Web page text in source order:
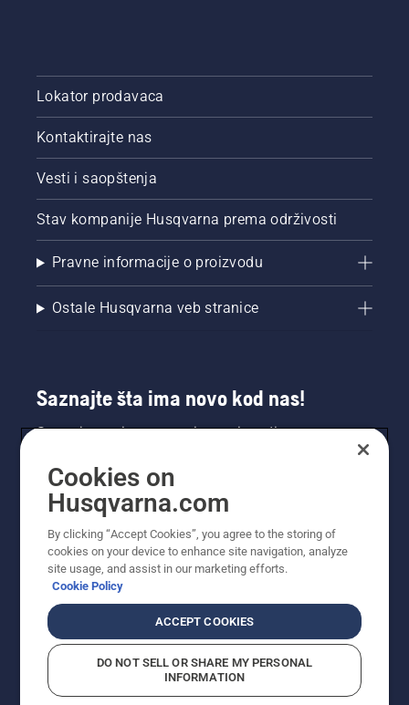
Lokator prodavaca
Kontaktirajte nas
Vesti i saopštenja
Stav kompanije Husqvarna prema održivosti
Pravne informacije o proizvodu
Ostale Husqvarna veb stranice
Saznajte šta ima novo kod nas!
Saznajte prvi sve o novim proizvodima,
Prijavite se na naš bilten ovde.
Cookies on
Husqvarna.com
By clicking “Accept Cookies”, you agree to the storing of
cookies on your device to enhance site navigation, analyze
site usage, and assist in our marketing efforts.
Cookie Policy
ACCEPT COOKIES
DO NOT SELL OR SHARE MY PERSONAL
INFORMATION